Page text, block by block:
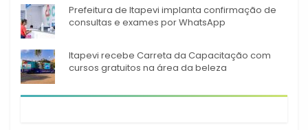
Prefeitura de Itapevi implanta confirmação de
consultas e exames por WhatsApp
Itapevi recebe Carreta da Capacitação com
cursos gratuitos na área da beleza